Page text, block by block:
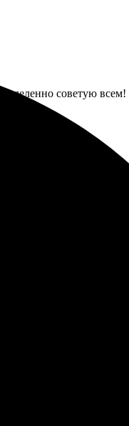
советую всем!
получили фото
и качественно.